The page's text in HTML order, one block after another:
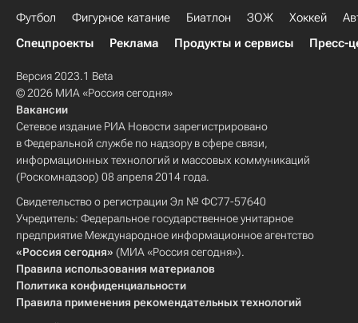
Футбол Фигурное катание Биатлон ЗОЖ Хоккей
Спецпроекты
Реклама Продукты и сервисы Пресс-
Версия 2023.1 Beta
© 2026 МИА «Россия сегодня»
Вакансии
Сетевое издание РИА Новости зарегистрировано
в Федеральной службе по надзору в сфере связи,
информационных технологий и массовых коммуникаций
(Роскомнадзор) 08 апреля 2014 года.
Свидетельство о регистрации Эл № ФС77-57640
Учредитель: Федеральное государственное унитарное
предприятие Международное информационное агентство
«Россия сегодня» (МИА «Россия сегодня»).
Правила использования материалов
Политика конфиденциальности
Правила применения рекомендательных технологий